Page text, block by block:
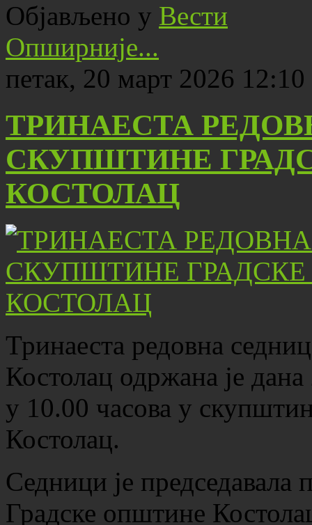
Објављено у Вести
Опширније...
петак, 20 март 2026 12:10
ТРИНАЕСТА
СКУПШТИНЕ
КОСТОЛАЦ
Тринаеста редовна
Костолац одржана је
у 10.00 часова у
Костолац.
Седници је
Градске општине